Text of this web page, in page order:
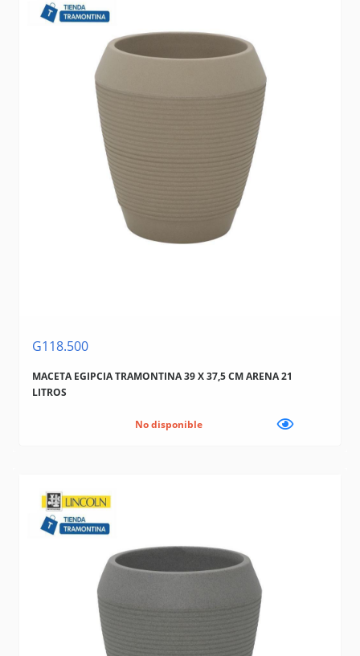
G118.500
MACETA EGIPCIA TRAMONTINA 39 X 37,5 CM ARENA 21
LITROS
No disponible